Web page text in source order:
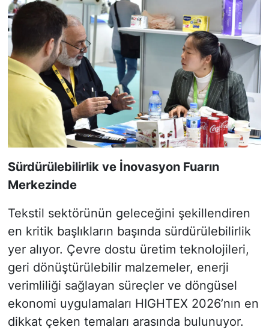
Sürdürülebilirlik ve İnovasyon Fuarın
Merkezinde
Tekstil sektörünün geleceğini şekillendiren
en kritik başlıkların başında sürdürülebilirlik
yer alıyor. Çevre dostu üretim teknolojileri,
geri dönüştürülebilir malzemeler, enerji
verimliliği sağlayan süreçler ve döngüsel
ekonomi uygulamaları HIGHTEX 2026’nın en
dikkat çeken temaları arasında bulunuyor.